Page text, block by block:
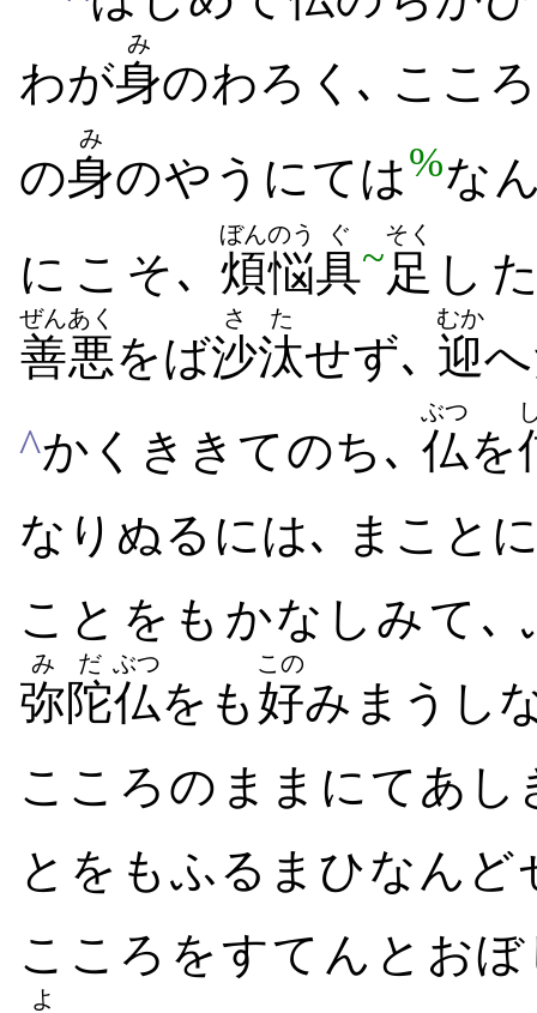
わが身
み
の​わろく､ ここ
の身
み
の​やう​にては%な
に​こそ､ 煩悩
ぼんのう
具
ぐ
~足
そく
し​
善悪
ぜんあく
をば沙汰
さた
せ​ず､ 迎
むか
^かく​きき​て​のち､ 仏
ぶつ
を
なり​ぬる​には､ まこと
こと​をも​かなしみ​て､
弥陀
みだ
仏
ぶつ
をも 好
この
み​まうし​
こころ​の​まま​にてあ
と​をも​ふるまひ​なん
よ